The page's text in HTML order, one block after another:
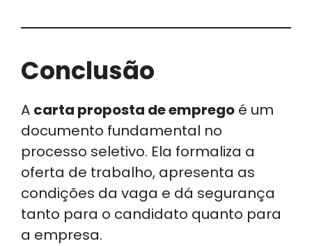
Conclusão
A carta proposta de emprego é um
documento fundamental no
processo seletivo. Ela formaliza a
oferta de trabalho, apresenta as
condições da vaga e dá segurança
tanto para o candidato quanto para
a empresa.